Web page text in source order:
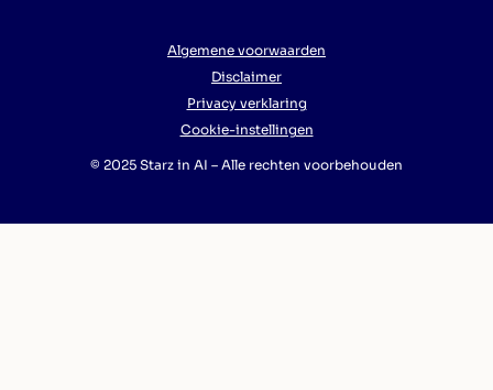
Algemene voorwaarden
Disclaimer
Privacy verklaring
Cookie-instellingen
© 2025 Starz in AI – Alle rechten voorbehouden